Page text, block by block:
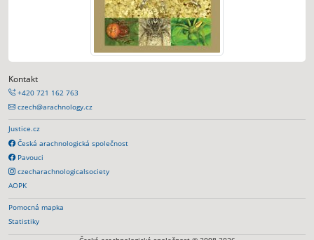
Kontakt
+420 721 162 763
czech@arachnology.cz
Justice.cz
Česká arachnologická společnost
Pavouci
czecharachnologicalsociety
AOPK
Pomocná mapka
Statistiky